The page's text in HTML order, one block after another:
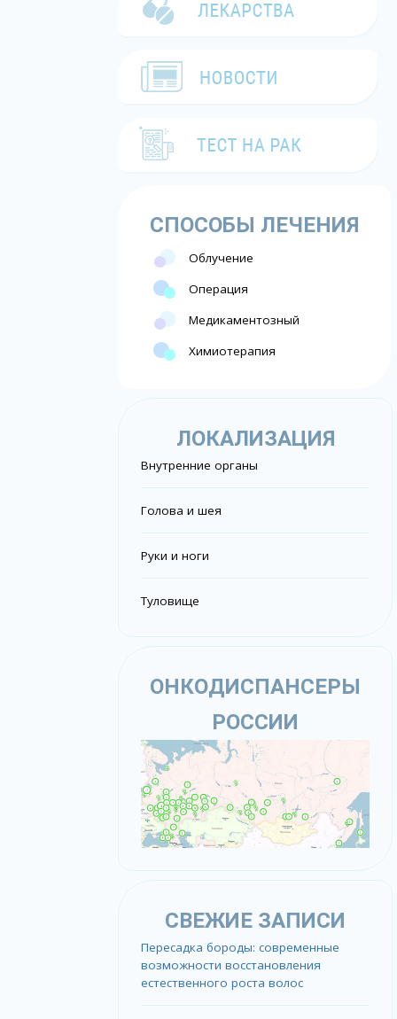
СПОСОБЫ ЛЕЧЕНИЯ
Облучение
Операция
Медикаментозный
Химиотерапия
ЛОКАЛИЗАЦИЯ
Внутренние органы
Голова и шея
Руки и ноги
Туловище
ОНКОДИСПАНСЕРЫ
РОССИИ
СВЕЖИЕ ЗАПИСИ
Пересадка бороды: современные
возможности восстановления
естественного роста волос